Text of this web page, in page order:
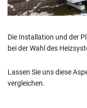
Die Installation und der
bei der Wahl des
Lassen Sie uns diese
vergleichen.